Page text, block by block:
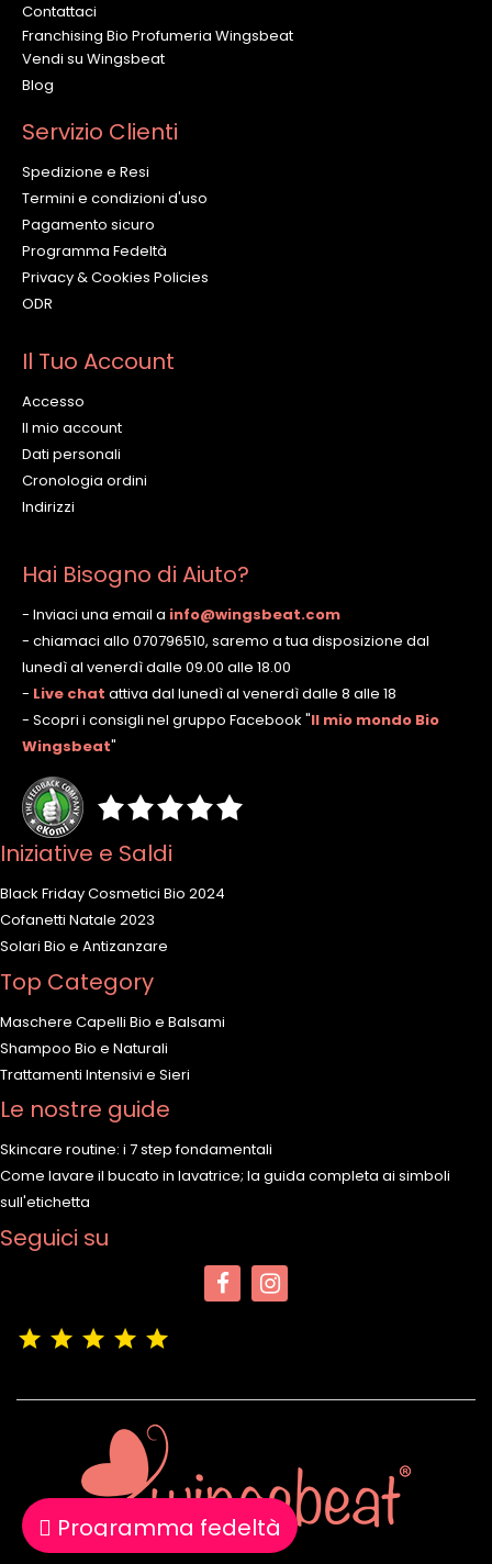
Contattaci
Franchising Bio Profumeria Wingsbeat
Vendi su Wingsbeat
Blog
Servizio Clienti
Spedizione e Resi
Termini e condizioni d'uso
Pagamento sicuro
Programma Fedeltà
Privacy & Cookies Policies
ODR
Il Tuo Account
Accesso
Il mio account
Dati personali
Cronologia ordini
Indirizzi
Hai Bisogno di Aiuto?
- Inviaci una email a info@wingsbeat.com
- chiamaci allo 070796510, saremo a tua disposizione dal
lunedì al venerdì dalle 09.00 alle 18.00
- Live chat attiva dal lunedì al venerdì dalle 8 alle 18
- Scopri i consigli nel gruppo Facebook "Il mio mondo Bio
Wingsbeat"
Iniziative e Saldi
Black Friday Cosmetici Bio 2024
Cofanetti Natale 2023
Solari Bio e Antizanzare
Top Category
Maschere Capelli Bio e Balsami
Shampoo Bio e Naturali
Trattamenti Intensivi e Sieri
Le nostre guide
Skincare routine: i 7 step fondamentali
Come lavare il bucato in lavatrice; la guida completa ai simboli
sull'etichetta
Seguici su
Programma fedeltà